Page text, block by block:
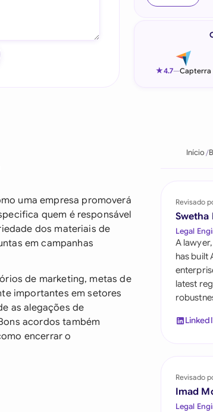
Italia
Philippines
Saudi Arabia
Singapore
South Africa
Switzerland
★4.7—Capterra
uma empresa promoverá
quem é responsável
dos materiais de
em campanhas
de marketing, metas de
importantes em setores
as alegações de
acordos também
encerrar o
Início
Revisado
Swetha
Legal
A
has built
latest
Revisado
Imad
Legal